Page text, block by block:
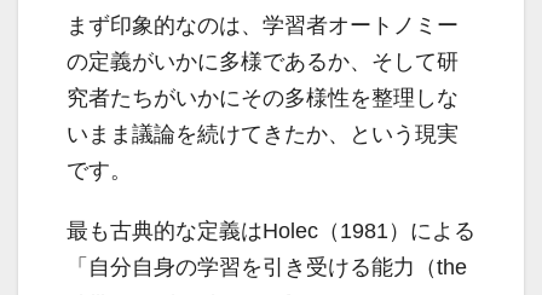
まず印象的なのは、学習者オートノミー
の定義がいかに多様であるか、そして研
究者たちがいかにその多様性を整理しな
いまま議論を続けてきたか、という現実
です。
最も古典的な定義はHolec（1981）による
「自分自身の学習を引き受ける能力（the